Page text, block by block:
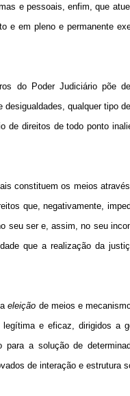
e pessoais, enfim, que
e em pleno e permanente
do Poder Judiciário põe
qualquer tipo
de direitos de todo ponto
constituem os meios
que,negativamente,
seu ser e, assim, no seu
que arealização da
aeleição de meios e
e eficaz, dirigidos a
a solução de
de interação e estrutura